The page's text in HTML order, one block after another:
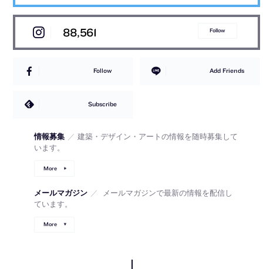
88,561 Follow
Follow Add Friends
Subscribe
情報募集 ／ 建築・デザイン・アートの情報を随時募集して
います。
More
メールマガジン ／
メールマガジンで最新の情報を配信し
ています。
More